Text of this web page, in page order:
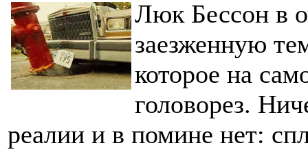
Люк Бессон в
заезженную
которое на
головорез.
реалии и в помине нет: